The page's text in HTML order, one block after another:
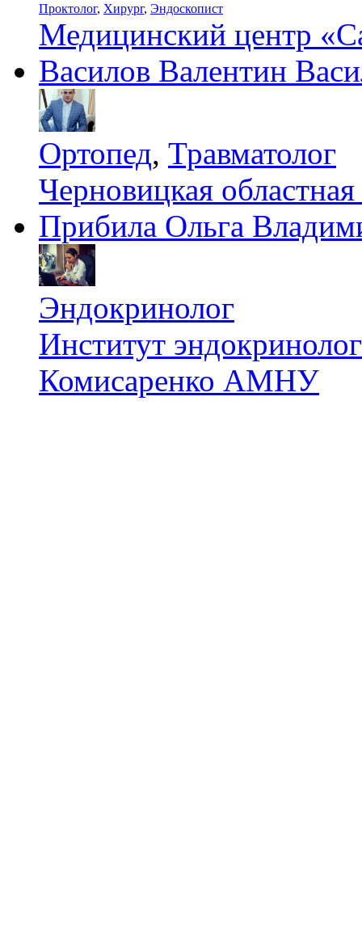
Проктолог, Хирург, Эндоскопист
Медицинский центр
Василов Валентин
Ортопед, Травматолог
Черновицкая
Прибила Ольга
Эндокринолог
Институт
Комисаренко АМНУ